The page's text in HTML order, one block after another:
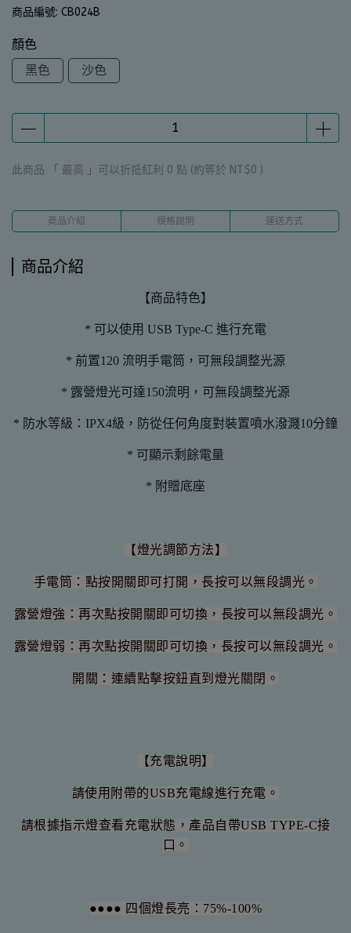
商品編號: CB024B
顏色
黑色
沙色
此商品 「 最高 」可以折抵紅利 0 點 (約等於 NT$0 )
商品介紹 規格說明 運送方式
商品介紹
【商品特色】
* 可以使用 USB Type-C 進行充電
* 前置120 流明手電筒，可無段調整光源
* 露營燈光可達150流明，可無段調整光源
* 防水等級：IPX4級，防從任何角度對裝置噴水潑濺10分鐘
* 可顯示剩餘電量
* 附贈底座
【燈光調節方法】
手電筒：點按開關即可打開，長按可以無段調光。
露營燈強：再次點按開關即可切換，長按可以無段調光。
露營燈弱：再次點按開關即可切換，長按可以無段調光。
開關：連續點擊按鈕直到燈光關閉。
【充電說明】
請使用附帶的USB充電線進行充電。
請根據指示燈查看充電狀態，產品自帶USB TYPE-C接
口。
●●●● 四個燈長亮：75%-100%